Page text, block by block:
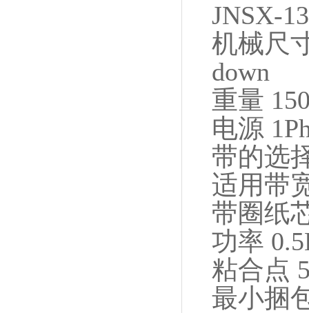
JNSX-
机械尺
down
重量
电源
带的选
适用带
带圈纸
功率
粘合点
最小捆